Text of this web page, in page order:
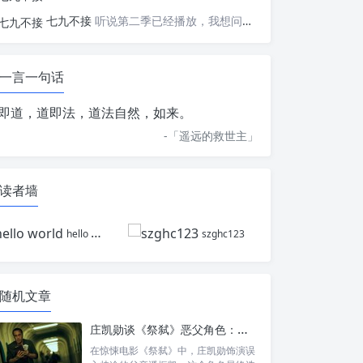
七九不接 听说第二季已经播放，我想问一下国内什么时候会播出
一言一句话
道，道即法，道法自然，如来。
-「遥远的救世主 」
读者墙
hello world szghc123
随机文章
庄凯勋谈《祭弑》恶父角色：没人会一秒变恶魔，“如果有钱我也可以很善良”
在惊悚电影《祭弑》中，庄凯勋饰演误